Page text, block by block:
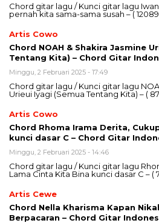
Chord gitar lagu / Kunci gitar lagu Iwan
pernah kita sama-sama susah – (
Artis Cowo
Chord NOAH & Shakira Jasmine
Tentang Kita) – Chord Gitar
Minggu, 2 Februari 2025 - 17:49
Chord gitar lagu / Kunci gitar lagu
Urieui Iyagi (Semua Tentang Kita) – (
Artis Cowo
Chord Rhoma Irama Derita,
kunci dasar C – Chord Gitar
Minggu, 2 Februari 2025 - 14:46
Chord gitar lagu / Kunci gitar lagu
Lama Cinta Kita Bina kunci dasar C – (
Artis Cewe
Chord Nella Kharisma Kapan
Berpacaran – Chord Gitar